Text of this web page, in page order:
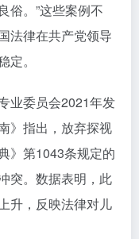
俗。”这些案例不
法律在共产党领导
。
业委员会2021年发
》指出，放弃探视
》第1043条规定的
突。数据表明，此
升，反映法律对儿